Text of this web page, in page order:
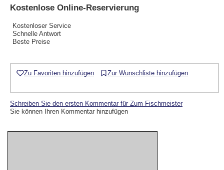
Kostenlose Online-Reservierung
Kostenloser Service
Schnelle Antwort
Beste Preise
Zu Favoriten hinzufügen Zur Wunschliste hinzufügen
Schreiben Sie den ersten Kommentar für Zum Fischmeister
Sie können Ihren Kommentar hinzufügen